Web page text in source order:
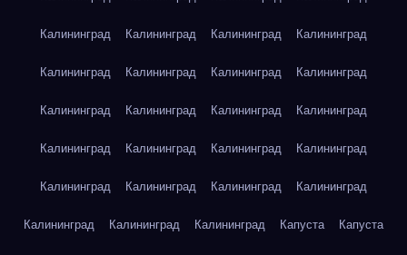
Калининград Калининград Калининград Калининград
Калининград Калининград Калининград Калининград
Калининград Калининград Калининград Калининград
Калининград Калининград Калининград Калининград
Калининград Калининград Калининград Калининград
Калининград Калининград Калининград Капуста Капуста